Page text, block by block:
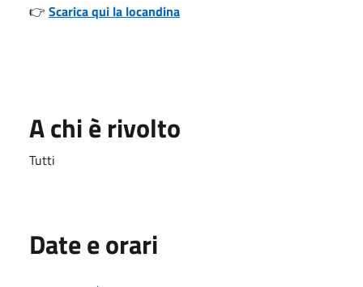
👉 Scarica qui la locandina
A chi è rivolto
Tutti
Date e orari